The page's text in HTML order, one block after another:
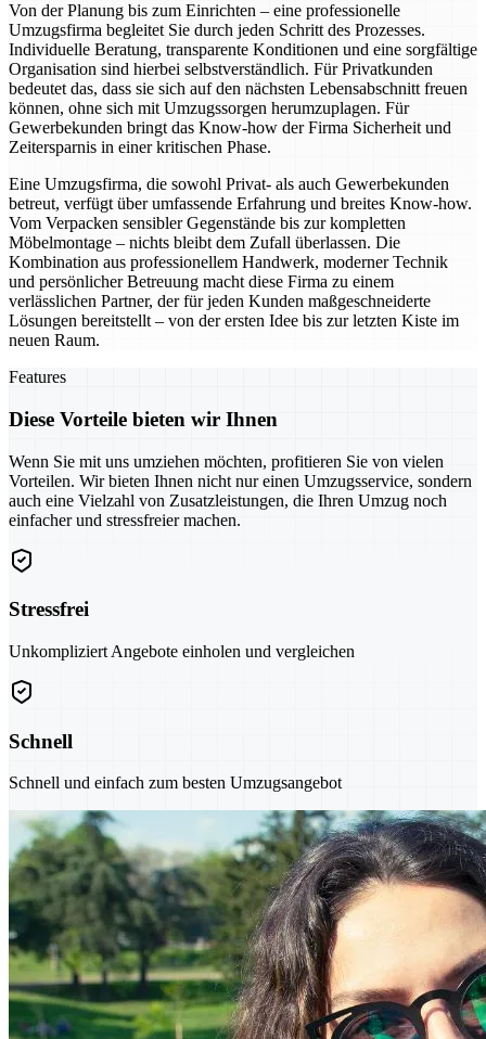
Von der Planung bis zum Einrichten – eine professionelle
Umzugsfirma begleitet Sie durch jeden Schritt des Prozesses.
Individuelle Beratung, transparente Konditionen und eine sorgfältige
Organisation sind hierbei selbstverständlich. Für Privatkunden
bedeutet das, dass sie sich auf den nächsten Lebensabschnitt freuen
können, ohne sich mit Umzugssorgen herumzuplagen. Für
Gewerbekunden bringt das Know-how der Firma Sicherheit und
Zeitersparnis in einer kritischen Phase.
Eine Umzugsfirma, die sowohl Privat- als auch Gewerbekunden
betreut, verfügt über umfassende Erfahrung und breites Know-how.
Vom Verpacken sensibler Gegenstände bis zur kompletten
Möbelmontage – nichts bleibt dem Zufall überlassen. Die
Kombination aus professionellem Handwerk, moderner Technik
und persönlicher Betreuung macht diese Firma zu einem
verlässlichen Partner, der für jeden Kunden maßgeschneiderte
Lösungen bereitstellt – von der ersten Idee bis zur letzten Kiste im
neuen Raum.
Features
Diese Vorteile bieten wir Ihnen
Wenn Sie mit uns umziehen möchten, profitieren Sie von vielen
Vorteilen. Wir bieten Ihnen nicht nur einen Umzugsservice, sondern
auch eine Vielzahl von Zusatzleistungen, die Ihren Umzug noch
einfacher und stressfreier machen.
Stressfrei
Unkompliziert Angebote einholen und vergleichen
Schnell
Schnell und einfach zum besten Umzugsangebot